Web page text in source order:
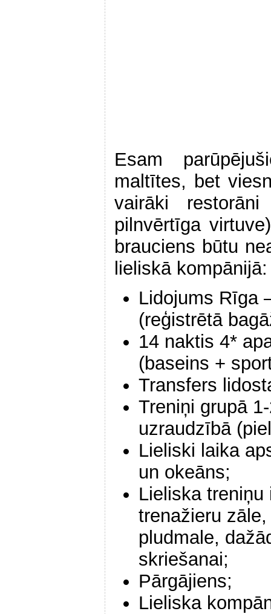
Esam
maltītes, bet
vairāki
pilnvērtīga
brauciens būtu
lieliskā kompānijā:
Lidojums Rīga
(reģistrētā
14 naktis 4*
(baseins +
Transfers
Treniņi grupā
uzraudzībā
Lieliski laika
un okeāns;
Lieliska
trenažieru
pludmale,
skriešanai;
Pārgājiens;
Lieliska